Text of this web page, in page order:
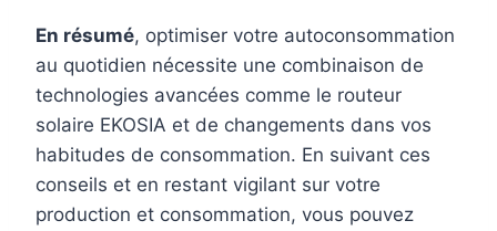
En résumé, optimiser votre autoconsommation
au quotidien nécessite une combinaison de
technologies avancées comme le routeur
solaire EKOSIA et de changements dans vos
habitudes de consommation. En suivant ces
conseils et en restant vigilant sur votre
production et consommation, vous pouvez